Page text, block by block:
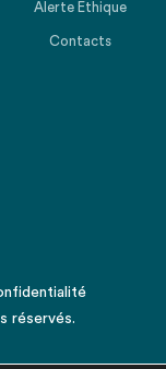
Alerte Ethique
Contacts
réservés.